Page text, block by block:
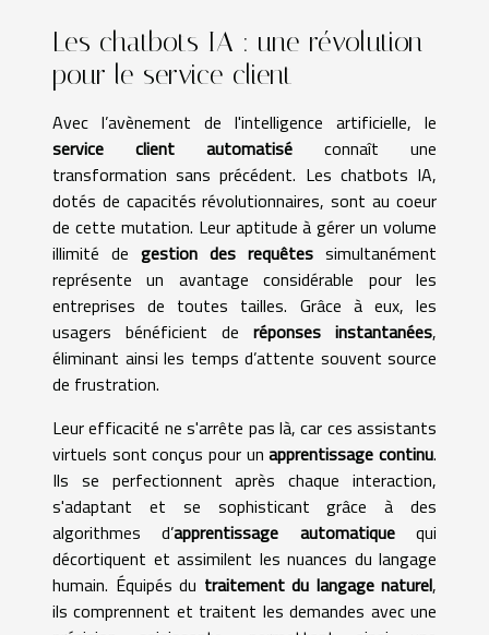
Les chatbots IA : une révolution
pour le service client
Avec l’avènement de l'intelligence artificielle, le
service client automatisé connaît une
transformation sans précédent. Les chatbots IA,
dotés de capacités révolutionnaires, sont au coeur
de cette mutation. Leur aptitude à gérer un volume
illimité de gestion des requêtes simultanément
représente un avantage considérable pour les
entreprises de toutes tailles. Grâce à eux, les
usagers bénéficient de réponses instantanées,
éliminant ainsi les temps d’attente souvent source
de frustration.
Leur efficacité ne s'arrête pas là, car ces assistants
virtuels sont conçus pour unapprentissage continu.
Ils se perfectionnent après chaque interaction,
s'adaptant et se sophisticant grâce à des
algorithmes d’apprentissage automatiquequi
décortiquent et assimilent les nuances du langage
humain. Équipés du traitement du langage naturel,
ils comprennent et traitent les demandes avec une